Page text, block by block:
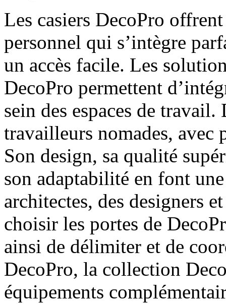
Les casiers DecoPro
personnel qui s’intègre
un accès facile. Les
DecoPro permettent
sein des espaces de
travailleurs nomades, avec
Son design, sa qualité
son adaptabilité en font
architectes, des designers
choisir les portes de
ainsi de délimiter et de
DecoPro, la collection
équipements